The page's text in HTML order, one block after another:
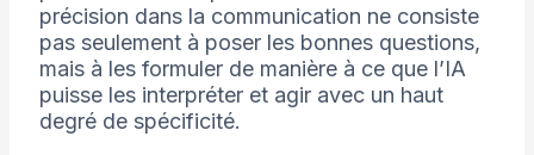
précision dans la communication ne consiste
pas seulement à poser les bonnes questions,
mais à les formuler de manière à ce que l’IA
puisse les interpréter et agir avec un haut
degré de spécificité.